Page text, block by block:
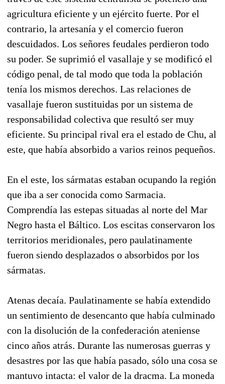
agricultura eficiente y un ejército fuerte. Por el
contrario, la artesanía y el comercio fueron
descuidados. Los señores feudales perdieron todo
su poder. Se suprimió el vasallaje y se modificó el
código penal, de tal modo que toda la población
tenía los mismos derechos. Las relaciones de
vasallaje fueron sustituidas por un sistema de
responsabilidad colectiva que resultó ser muy
eficiente. Su principal rival era el estado de Chu, al
este, que había absorbido a varios reinos pequeños.
En el este, los sármatas estaban ocupando la región
que iba a ser conocida como Sarmacia.
Comprendía las estepas situadas al norte del Mar
Negro hasta el Báltico. Los escitas conservaron los
territorios meridionales, pero paulatinamente
fueron siendo desplazados o absorbidos por los
sármatas.
Atenas decaía. Paulatinamente se había extendido
un sentimiento de desencanto que había culminado
con la disolución de la confederación ateniense
cinco años atrás. Durante las numerosas guerras y
desastres por las que había pasado, sólo una cosa se
mantuvo intacta: el valor de la dracma. La moneda